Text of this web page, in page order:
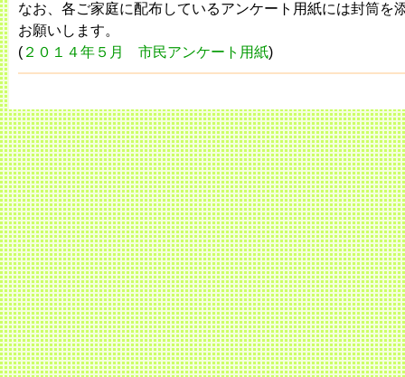
なお、各ご家庭に配布しているアンケート用紙には封筒
お願いします。
( ２０１４年５月 市民アンケート用紙)